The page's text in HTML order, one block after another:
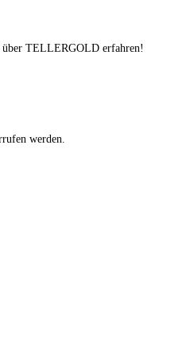
über TELLERGOLD erfahren!
werden.